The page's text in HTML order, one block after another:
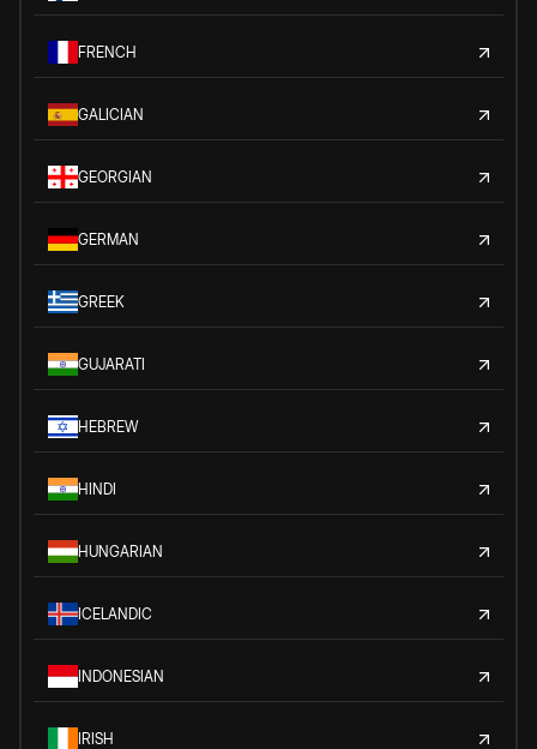
FRENCH
GALICIAN
GEORGIAN
GERMAN
GREEK
GUJARATI
HEBREW
HINDI
HUNGARIAN
ICELANDIC
INDONESIAN
IRISH